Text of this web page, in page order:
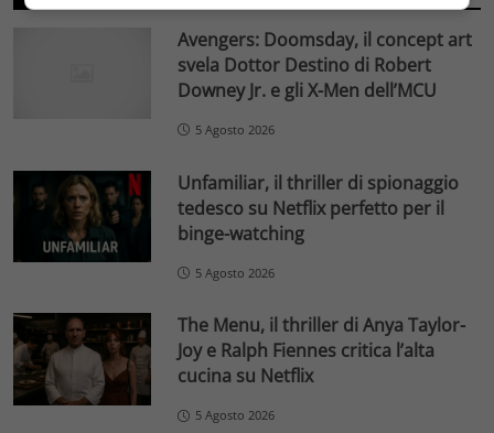
Avengers: Doomsday, il concept art
svela Dottor Destino di Robert
Downey Jr. e gli X-Men dell’MCU
5 Agosto 2026
Unfamiliar, il thriller di spionaggio
tedesco su Netflix perfetto per il
binge-watching
5 Agosto 2026
The Menu, il thriller di Anya Taylor-
Joy e Ralph Fiennes critica l’alta
cucina su Netflix
5 Agosto 2026